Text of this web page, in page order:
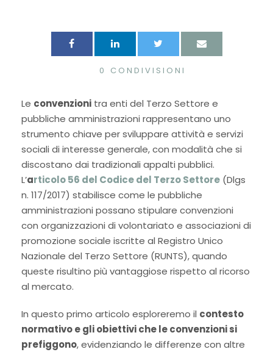
0 CONDIVISIONI
Le convenzioni tra enti del Terzo Settore e
pubbliche amministrazioni rappresentano uno
strumento chiave per sviluppare attività e servizi
sociali di interesse generale, con modalità che si
discostano dai tradizionali appalti pubblici.
L’articolo 56 del Codice del Terzo Settore (Dlgs
n. 117/2017) stabilisce come le pubbliche
amministrazioni possano stipulare convenzioni
con organizzazioni di volontariato e associazioni di
promozione sociale iscritte al Registro Unico
Nazionale del Terzo Settore (RUNTS), quando
queste risultino più vantaggiose rispetto al ricorso
al mercato.
In questo primo articolo esploreremo il contesto
normativo e gli obiettivi che le convenzioni si
prefiggono, evidenziando le differenze con altre